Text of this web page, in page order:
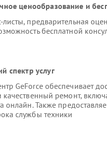
ценообразование и
предварительная
бесплатной
спектр услуг
GeForce обеспечивает
качественный ремонт,
онлайн. Также
службы техники